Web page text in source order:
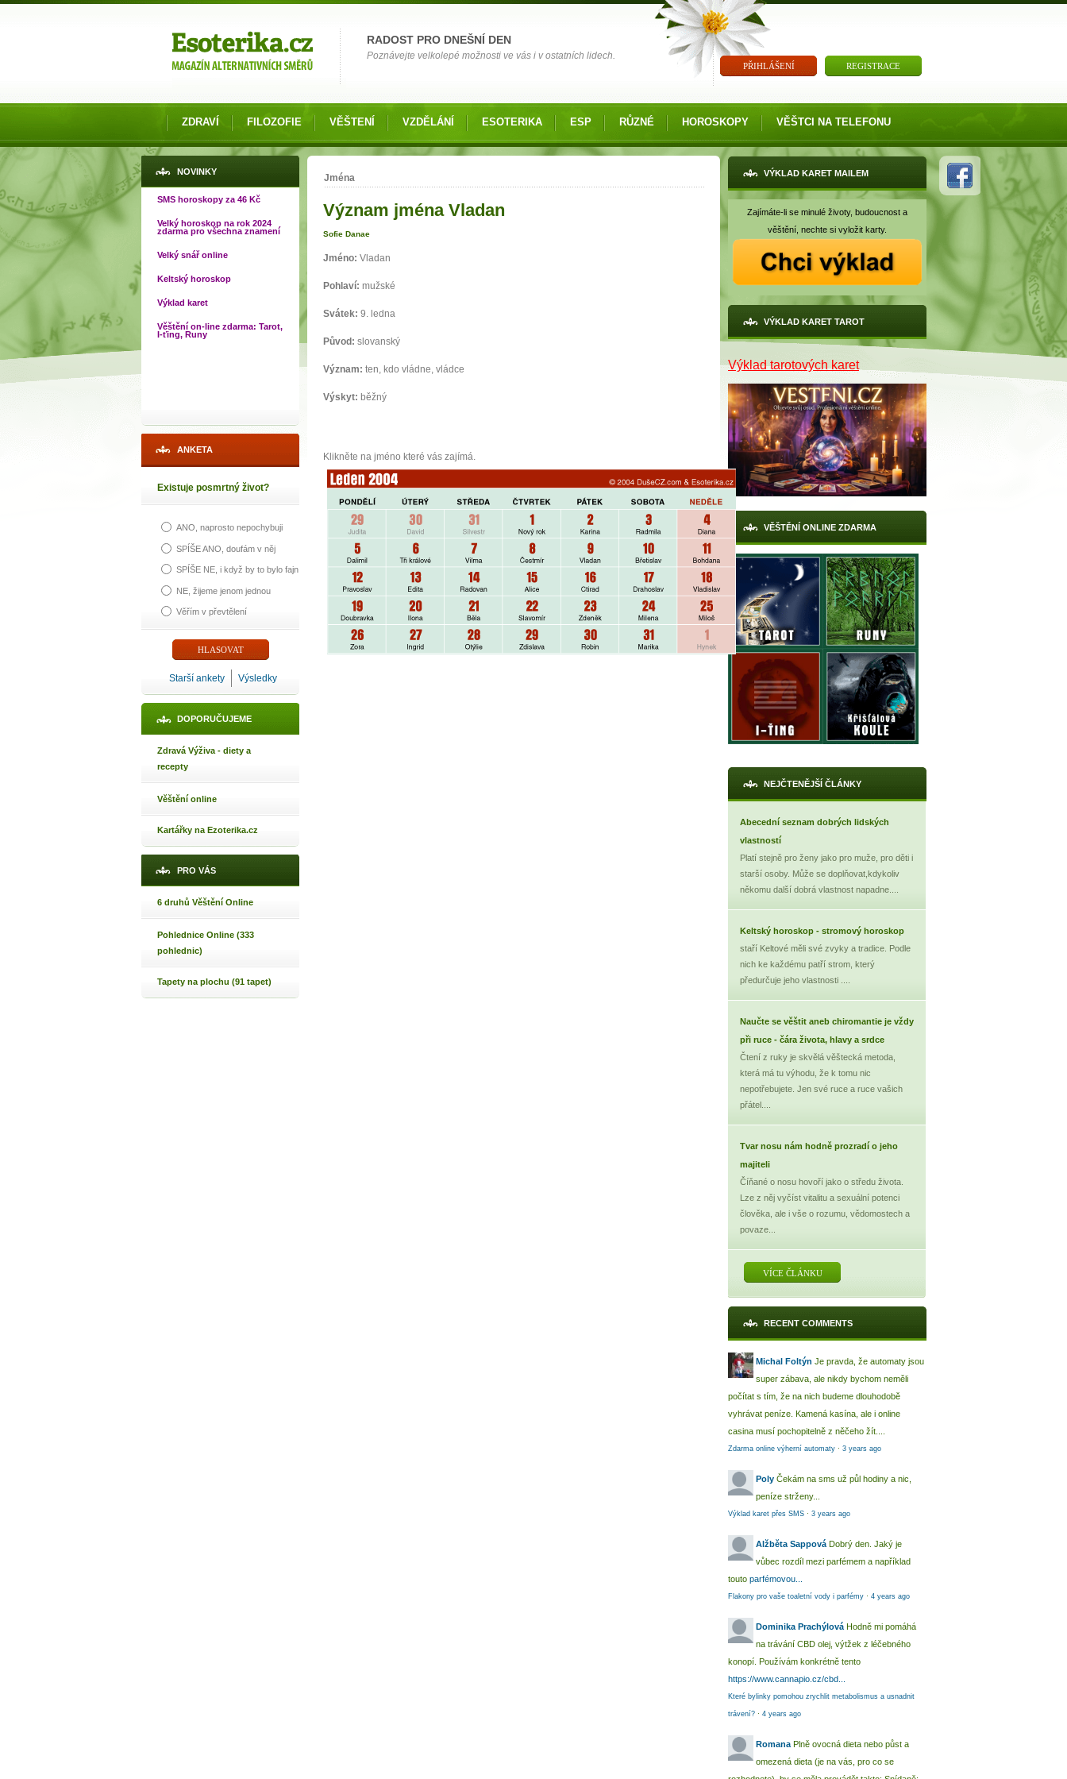
RADOST PRO DNEŠNÍ DEN
Poznávejte velkolepé možnosti ve vás i v ostatních lidech.
PŘIHLÁŠENÍ REGISTRACE
ZDRAVÍ FILOZOFIE VĚŠTENÍ VZDĚLÁNÍ ESOTERIKA ESP RŮZNÉ HOROSKOPY VĚŠTCI NA TELEFONU
NOVINKY
SMS horoskopy za 46 Kč
Velký horoskop na rok 2024
zdarma pro všechna znamení
Velký snář online
Keltský horoskop
Výklad karet
Věštění on-line zdarma: Tarot,
I-ťing, Runy
ANKETA
Existuje posmrtný život?
ANO, naprosto nepochybuji
SPÍŠE ANO, doufám v něj
SPÍŠE NE, i když by to bylo fajn
NE, žijeme jenom jednou
Věřím v převtělení
Starší ankety Výsledky
DOPORUČUJEME
Zdravá Výživa - diety a
recepty
Věštění online
Kartářky na Ezoterika.cz
PRO VÁS
6 druhů Věštění Online
Pohlednice Online (333
pohlednic)
Tapety na plochu (91 tapet)
Jste zde
Jména
Význam jména Vladan
Sofie Danae
Jméno: Vladan
Pohlaví: mužské
Svátek: 9. ledna
Původ: slovanský
Význam: ten, kdo vládne, vládce
Výskyt: běžný
Klikněte na jméno které vás zajímá.
VÝKLAD KARET MAILEM
Zajímáte-li se minulé životy, budoucnost a
věštění, nechte si vyložit karty.
VÝKLAD KARET TAROT
Výklad tarotových karet
VĚŠTĚNÍ ONLINE ZDARMA
NEJČTENĚJŠÍ ČLÁNKY
Abecední seznam dobrých lidských
vlastností
Platí stejně pro ženy jako pro muže, pro děti i
starší osoby. Může se doplňovat,kdykoliv
někomu další dobrá vlastnost napadne....
Keltský horoskop - stromový horoskop
staří Keltové měli své zvyky a tradice. Podle
nich ke každému patří strom, který
předurčuje jeho vlastnosti ....
Naučte se věštit aneb chiromantie je vždy
při ruce - čára života, hlavy a srdce
Čtení z ruky je skvělá věštecká metoda,
která má tu výhodu, že k tomu nic
nepotřebujete. Jen své ruce a ruce vašich
přátel....
Tvar nosu nám hodně prozradí o jeho
majiteli
Číňané o nosu hovoří jako o středu života.
Lze z něj vyčíst vitalitu a sexuální potenci
člověka, ale i vše o rozumu, vědomostech a
povaze...
VÍCE ČLÁNKU
RECENT COMMENTS
Michal Foltýn Je pravda, že automaty jsou
super zábava, ale nikdy bychom neměli
počítat s tím, že na nich budeme dlouhodobě
vyhrávat peníze. Kamená kasína, ale i online
casina musí pochopitelně z něčeho žít....
Zdarma online výherní automaty · 3 years ago
Poly Čekám na sms už půl hodiny a nic,
peníze strženy...
Výklad karet přes SMS · 3 years ago
Alžběta Sappová Dobrý den. Jaký je
vůbec rozdíl mezi parfémem a například
touto parfémovou...
Flakony pro vaše toaletní vody i parfémy · 4 years ago
Dominika Prachýlová Hodně mi pomáhá
na trávání CBD olej, výtžek z léčebného
konopí. Používám konkrétně tento
https://www.cannapio.cz/cbd...
Které bylinky pomohou zrychlit metabolismus a usnadnit
trávení? · 4 years ago
Romana Plně ovocná dieta nebo půst a
omezená dieta (je na vás, pro co se